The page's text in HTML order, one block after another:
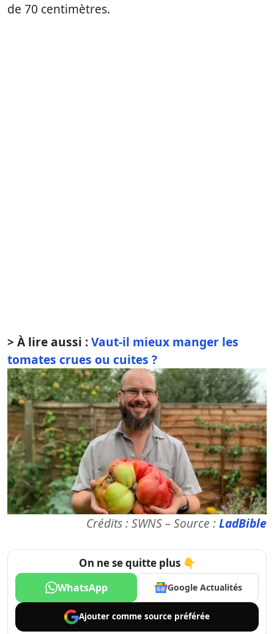
de 70 centimètres.
> À lire aussi :Vaut-il mieux manger les
tomates crues ou cuites ?
Crédits : SWNS – Source :LadBible
On ne se quitte plus 👇
WhatsApp Google Actualités
Ajouter comme source préférée